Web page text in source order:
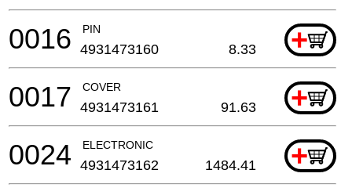
PIN +
0016 4931473160 8.33
COVER +
0017 4931473161 91.63
ELECTRONIC +
0024 4931473162 1484.41